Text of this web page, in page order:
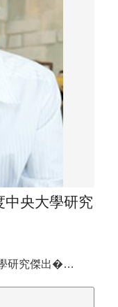
中央大學研究
研究傑出�…